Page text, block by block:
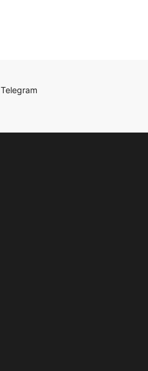
Telegram